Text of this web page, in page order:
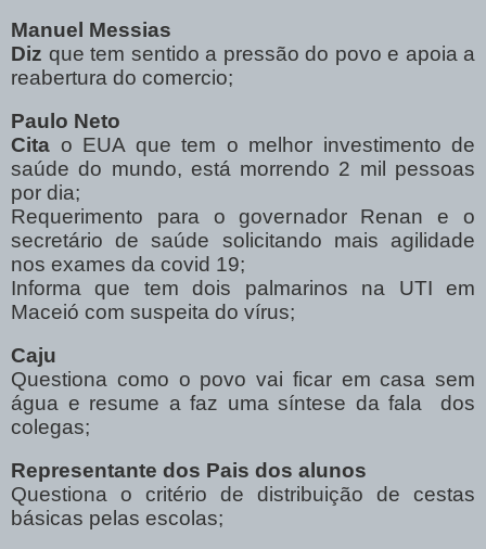
Manuel Messias
Diz que tem sentido a pressão do povo e apoia a
reabertura do comercio;
Paulo Neto
Cita o EUA que tem o melhor investimento de
saúde do mundo, está morrendo 2 mil pessoas
por dia;
Requerimento para o governador Renan e o
secretário de saúde solicitando mais agilidade
nos exames da covid 19;
Informa que tem dois palmarinos na UTI em
Maceió com suspeita do vírus;
Caju
Questiona como o povo vai ficar em casa sem
água e resume a faz uma síntese da fala
dos
colegas;
Representante dos Pais dos alunos
Questiona o critério de distribuição de cestas
básicas pelas escolas;